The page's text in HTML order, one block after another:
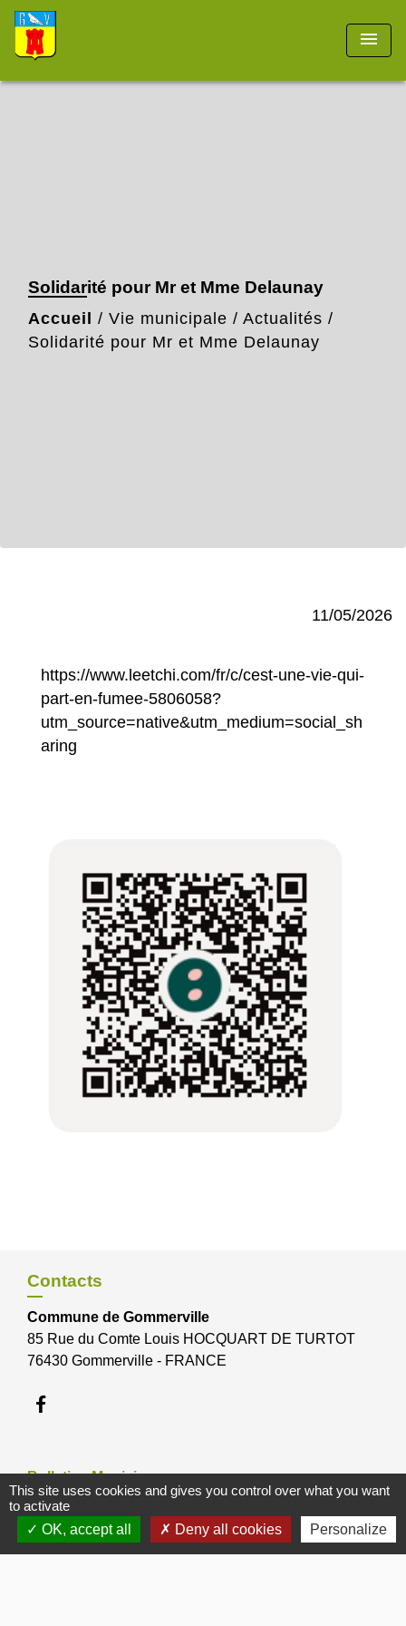
menu
Solidarité pour Mr et Mme Delaunay
Accueil / Vie municipale / Actualités /
Solidarité pour Mr et Mme Delaunay
11/05/2026
https://www.leetchi.com/fr/c/cest-une-vie-qui-
part-en-fumee-5806058?
utm_source=native&utm_medium=social_sh
aring
Contacts
Commune de Gommerville
85 Rue du Comte Louis HOCQUART DE TURTOT
76430 Gommerville - FRANCE
Bulletins Municipaux
Bulletin municipal 2026
Bulletin municipal 2025
This site uses cookies and gives you control over what you want
to activate
OK, accept all
Deny all cookies Personalize